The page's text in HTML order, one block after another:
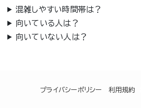
混雑しやすい時間帯は？
向いている人は？
向いていない人は？
プライバシーポリシー 利用規約